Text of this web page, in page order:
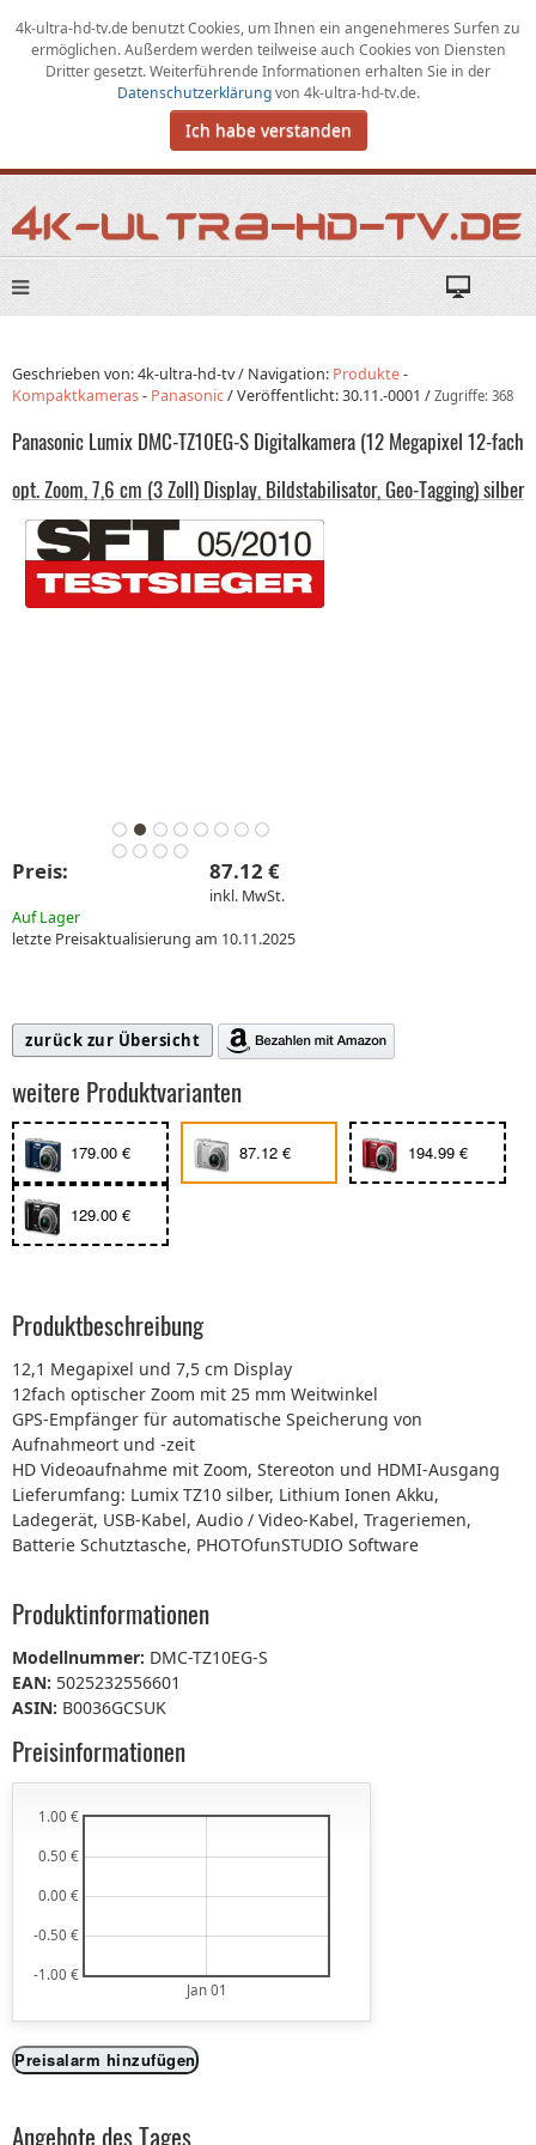
4k-ultra-hd-tv.de benutzt Cookies, umIhnen ein angenehmeres Surfen zu
ermöglichen.Außerdem werden teilweise auch Cookies von Diensten
Dritter gesetzt. Weiterführende Informationen erhalten Sie in der
Datenschutzerklärungvon 4k-ultra-hd-tv.de.
Ich habe verstanden
Geschrieben von: 4k-ultra-hd-tv / Navigation: Produkte-
Kompaktkameras- Panasonic/Veröffentlicht:30.11.-0001 / Zugriffe: 368
Panasonic Lumix DMC-TZ10EG-S Digitalkamera (12 Megapixel 12-fach
opt. Zoom, 7,6 cm (3 Zoll) Display, Bildstabilisator, Geo-Tagging) silber
Preis: 87.12 €
inkl. MwSt.
Auf Lager
letzte Preisaktualisierung am 10.11.2025
zurück zur Übersicht
weitere Produktvarianten
179.00 € 87.12 € 194.99 €
129.00 €
Produktbeschreibung
12,1 Megapixel und 7,5 cm Display
12fach optischer Zoom mit 25 mm Weitwinkel
GPS-Empfänger für automatische Speicherung von
Aufnahmeort und -zeit
HD Videoaufnahme mit Zoom, Stereoton und HDMI-Ausgang
Lieferumfang: Lumix TZ10 silber, Lithium Ionen Akku,
Ladegerät, USB-Kabel, Audio / Video-Kabel, Trageriemen,
Batterie Schutztasche, PHOTOfunSTUDIO Software
Produktinformationen
Modellnummer: DMC-TZ10EG-S
EAN: 5025232556601
ASIN: B0036GCSUK
Preisinformationen
Jan 01
-1.00 €
-0.50 €
0.00 €
0.50 €
1.00 €
Preisalarm hinzufügen
Angebote des Tages